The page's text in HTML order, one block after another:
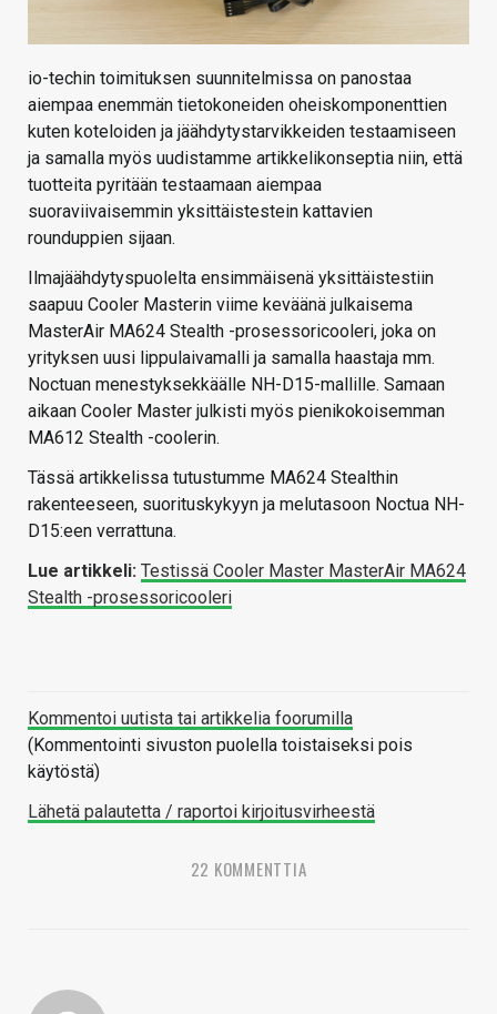
io-techin toimituksen suunnitelmissa on panostaa
aiempaa enemmän tietokoneiden oheiskomponenttien
kuten koteloiden ja jäähdytystarvikkeiden testaamiseen
ja samalla myös uudistamme artikkelikonseptia niin, että
tuotteita pyritään testaamaan aiempaa
suoraviivaisemmin yksittäistestein kattavien
rounduppien sijaan.
Ilmajäähdytyspuolelta ensimmäisenä yksittäistestiin
saapuu Cooler Masterin viime keväänä julkaisema
MasterAir MA624 Stealth -prosessoricooleri, joka on
yrityksen uusi lippulaivamalli ja samalla haastaja mm.
Noctuan menestyksekkäälle NH-D15-mallille. Samaan
aikaan Cooler Master julkisti myös pienikokoisemman
MA612 Stealth -coolerin.
Tässä artikkelissa tutustumme MA624 Stealthin
rakenteeseen, suorituskykyyn ja melutasoon Noctua NH-
D15:een verrattuna.
Lue artikkeli: Testissä Cooler Master MasterAir MA624
Stealth -prosessoricooleri
Kommentoi uutista tai artikkelia foorumilla
(Kommentointi sivuston puolella toistaiseksi pois
käytöstä)
Lähetä palautetta / raportoi kirjoitusvirheestä
22 KOMMENTTIA